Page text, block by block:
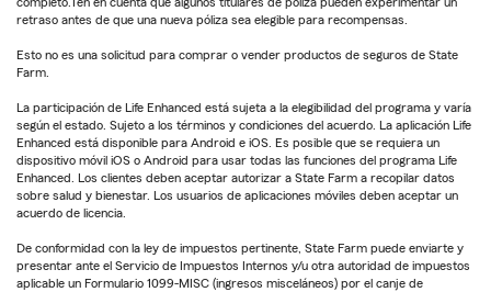
retraso antes de que una nueva póliza sea elegible para recompensas.
Esto no es una solicitud para comprar o vender productos de seguros de State
Farm.
La participación de Life Enhanced está sujeta a la elegibilidad del programa y varía
según el estado. Sujeto a los términos y condiciones del acuerdo. La aplicación Life
Enhanced está disponible para Android e iOS. Es posible que se requiera un
dispositivo móvil iOS o Android para usar todas las funciones del programa Life
Enhanced. Los clientes deben aceptar autorizar a State Farm a recopilar datos
sobre salud y bienestar. Los usuarios de aplicaciones móviles deben aceptar un
acuerdo de licencia.
De conformidad con la ley de impuestos pertinente, State Farm puede enviarte y
presentar ante el Servicio de Impuestos Internos y/u otra autoridad de impuestos
aplicable un Formulario 1099-MISC (ingresos misceláneos) por el canje de